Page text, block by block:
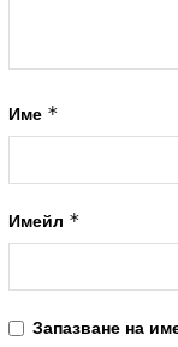
Име *
Имейл *
Запазване на